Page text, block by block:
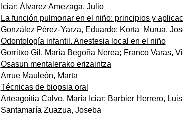
Iciar; Álvarez Amezaga, Julio
La función pulmonar en el niño: principios y
González Pérez-Yarza, Eduardo; Korta Murua,
Odontología infantil. Anestesia local en el niño
Gorritxo Gil, María Begoña Nerea; Franco Varas,
Osasun mentalerako erizaintza
Arrue Mauleón, Marta
Técnicas de biopsia oral
Arteagoitia Calvo, María Iciar; Barbier Herrero,
Santamaría Zuazua, Joseba